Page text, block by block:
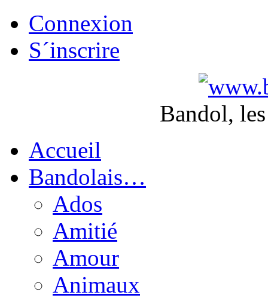
Connexion
S´inscrire
Bandol,
Accueil
Bandolais…
Ados
Amitié
Amour
Animaux